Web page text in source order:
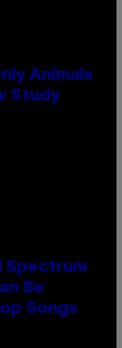
Animals
Study
Spectrum
Be
Songs